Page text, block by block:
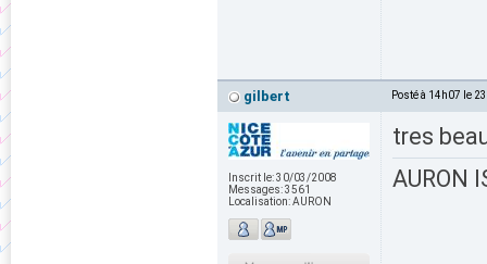
gilbert Posté à 14h07 le
Inscrit le:30/03/2008
Messages:3561
Localisation:AURON
tres
AURON